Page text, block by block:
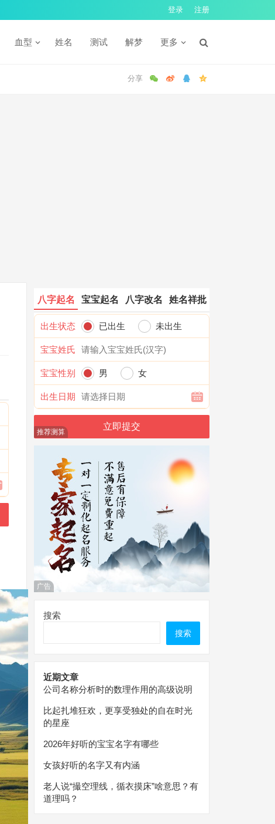
登录 注册
血型 姓名 测试 解梦 更多
八字起名 宝宝起名 八字改名 姓名祥批
出生状态 已出生 未出生
宝宝姓氏
宝宝性别 男 女
出生日期
推荐测算
广告
搜索
搜索
近期文章
公司名称分析时的数理作用的高级说明
比起扎堆狂欢，更享受独处的自在时光
的星座
2026年好听的宝宝名字有哪些
女孩好听的名字又有内涵
老人说“撮空理线，循衣摸床”啥意思？有
道理吗？